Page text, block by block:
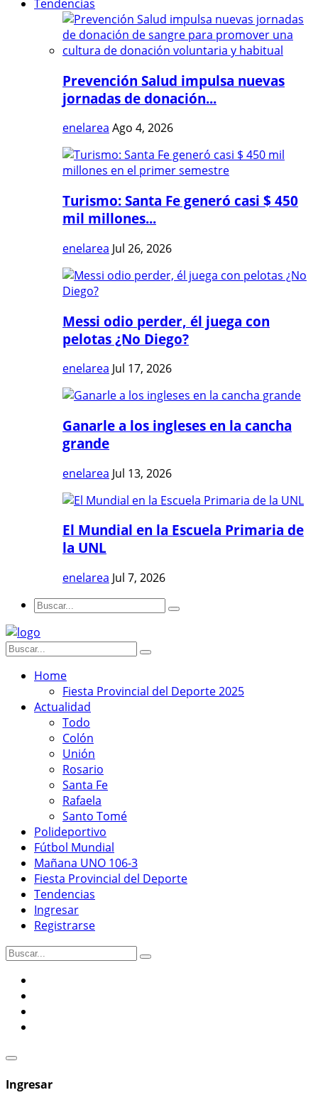
Tendencias
Prevención Salud impulsa nuevas
jornadas de donación...
enelarea Ago 4, 2026
Turismo: Santa Fe generó casi $ 450
mil millones...
enelarea Jul 26, 2026
Messi odio perder, él juega con
pelotas ¿No Diego?
enelarea Jul 17, 2026
Ganarle a los ingleses en la cancha
grande
enelarea Jul 13, 2026
El Mundial en la Escuela Primaria de
la UNL
enelarea Jul 7, 2026
Home
Fiesta Provincial del Deporte 2025
Actualidad
Todo
Colón
Unión
Rosario
Santa Fe
Rafaela
Santo Tomé
Polideportivo
Fútbol Mundial
Mañana UNO 106-3
Fiesta Provincial del Deporte
Tendencias
Ingresar
Registrarse
Ingresar